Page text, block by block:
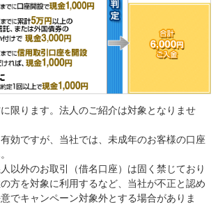
限ります。法人のご紹介は対象となりませ
効ですが、当社では、未成年のお客様の口座
以外のお取引（借名口座）は固く禁じており
方を対象に利用するなど、当社が不正と認め
でキャンペーン対象外とする場合がありま